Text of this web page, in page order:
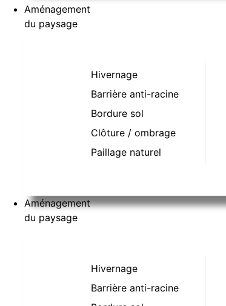
Aménagement
du paysage
Hivernage
Barrière anti-racine
Bordure sol
Clôture / ombrage
Paillage naturel
Aménagement
du paysage
Hivernage
Barrière anti-racine